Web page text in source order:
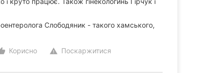
Слободяник - такого хамського,
Корисно warning Поскаржитися